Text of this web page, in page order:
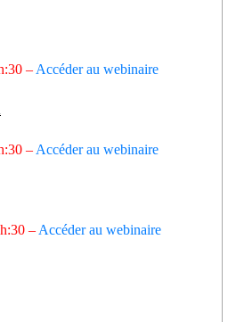
– Accéder au webinaire
– Accéder au webinaire
– Accéder au webinaire